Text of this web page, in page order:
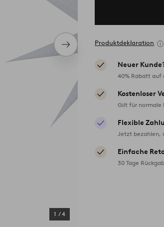
Nächstes
Produkt
1 /4
Produktdeklaration
Neuer
40% Rabatt auf
Kostenloser
Gilt für normale
Flexible
Jetzt bezahlen,
Einfache
30 Tage